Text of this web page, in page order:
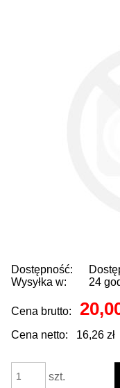
Dostępność:
Wysyłka w:
24
Cena brutto:
Cena netto: 16,26 zł
szt.